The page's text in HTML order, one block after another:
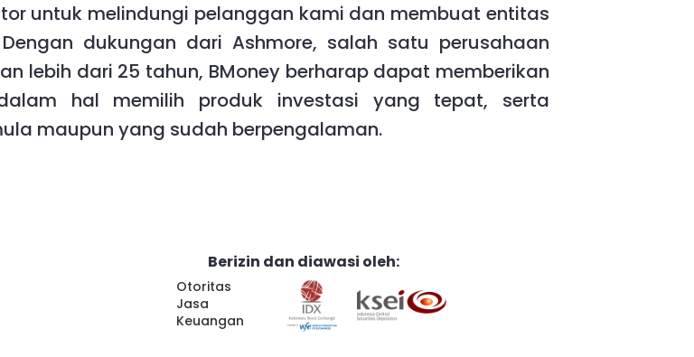
untuk melindungi pelanggan kami dan membuat entitas
dukungan dari Ashmore, salah satu perusahaan
lebih dari 25 tahun, BMoney berharap dapat memberikan
hal memilih produk investasi yang tepat, serta
maupun yang sudah berpengalaman.
Berizin dan diawasi oleh:
Otoritas
Jasa
Keuangan